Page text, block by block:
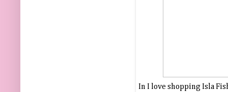
In I love shopping Isla